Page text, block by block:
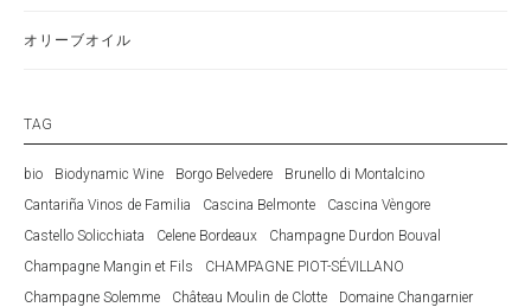
オリーブオイル
TAG
bio Biodynamic Wine Borgo Belvedere
Brunello di Montalcino
Cantariña Vinos de Familia
Cascina Belmonte
Cascina Vèngore
Castello Solicchiata
Celene Bordeaux
Champagne Durdon Bouval
Champagne Mangin et Fils
CHAMPAGNE PIOT-SÉVILLANO
Champagne Solemme
Château Moulin de Clotte
Domaine Changarnier